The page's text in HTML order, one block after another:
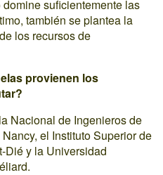
suficientemente las
también se plantea la
los recursos de
provienen los
Nacional de Ingenieros de
el Instituto Superior de
Dié y la Universidad